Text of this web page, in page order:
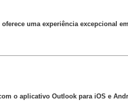
uma experiência excepcional
o aplicativo Outlook para iOS e